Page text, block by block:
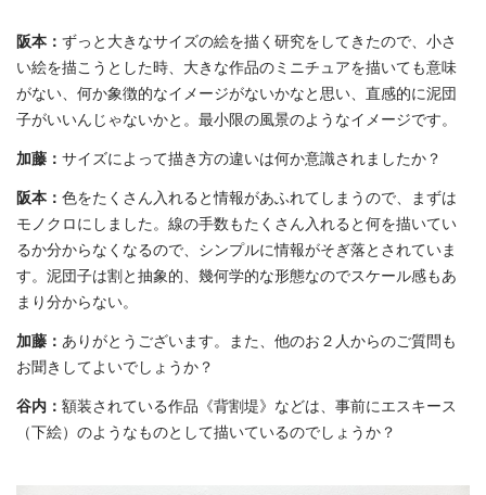
阪本： ずっと大きなサイズの絵を描く研究をしてきたので、小さ
い絵を描こうとした時、大きな作品のミニチュアを描いても意味
がない、何か象徴的なイメージがないかなと思い、直感的に泥団
子がいいんじゃないかと。最小限の風景のようなイメージです。
加藤： サイズによって描き方の違いは何か意識されましたか？
阪本： 色をたくさん入れると情報があふれてしまうので、まずは
モノクロにしました。線の手数もたくさん入れると何を描いてい
るか分からなくなるので、シンプルに情報がそぎ落とされていま
す。泥団子は割と抽象的、幾何学的な形態なのでスケール感もあ
まり分からない。
加藤： ありがとうございます。また、他のお２人からのご質問も
お聞きしてよいでしょうか？
谷内： 額装されている作品《背割堤》などは、事前にエスキース
（下絵）のようなものとして描いているのでしょうか？